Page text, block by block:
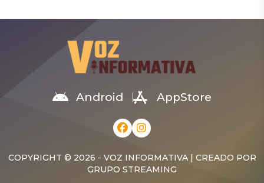
establecimientos que
ofrecen procedimientos
estéticos a precios muy
habituales, al considerar
representar un riesgo para
la seguridad del paciente.
lamentó el fallecimiento de
Dominicana, donde más de
aumento del riesgo de
como diabetes,
hipertensión y problemas
cardiovasculares. En los
últimos 20 años, la […]
Android AppStore
COPYRIGHT © 2026 - VOZ INFORMATIVA | CREADO POR
GRUPO STREAMING